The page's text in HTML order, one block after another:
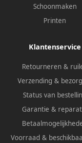
Schoonmaken
Printen
Klantenservice
Retourneren &
Verzending &
Status van
Garantie &
Voorraad &